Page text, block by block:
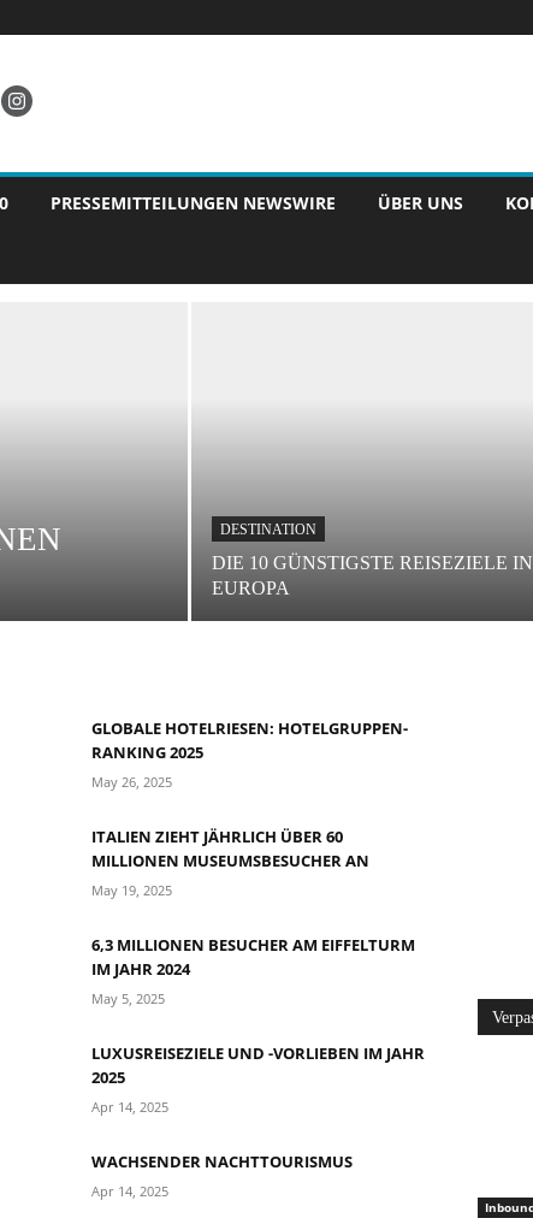
PRESSEMITTEILUNGEN NEWSWIRE ÜBER UNS
DESTINATION
DIE 10 GÜNSTIGSTE REISEZIELE IN
EUROPA
GLOBALE HOTELRIESEN: HOTELGRUPPEN-
RANKING 2025
May 26, 2025
ITALIEN ZIEHT JÄHRLICH ÜBER 60
MILLIONEN MUSEUMSBESUCHER AN
May 19, 2025
6,3 MILLIONEN BESUCHER AM EIFFELTURM
IM JAHR 2024
May 5, 2025
LUXUSREISEZIELE UND -VORLIEBEN IM JAHR
2025
Apr 14, 2025
WACHSENDER NACHTTOURISMUS
Apr 14, 2025